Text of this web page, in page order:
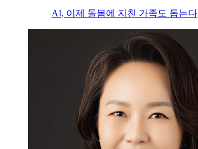
AI, 이제 돌봄에 지친 가족도 돕는다